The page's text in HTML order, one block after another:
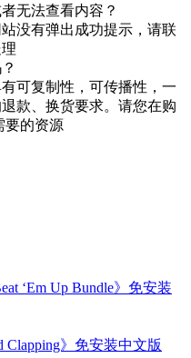
无法查看内容？
没有弹出成功提示，请联
可复制性，可传播性，一
款、换货要求。请您在购
要的资源
‘Em Up Bundle》免安装
Clapping》免安装中文版